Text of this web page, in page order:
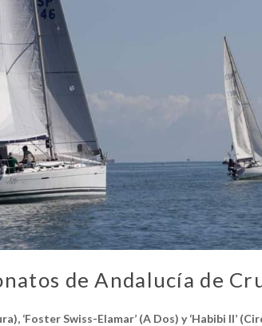
de Andalucía de
‘Foster Swiss-Elamar’ (A Dos) y ‘Habibi